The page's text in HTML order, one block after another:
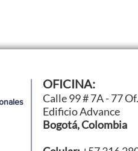
OFICINA:
Calle 99 # 7A - 77
Edificio Advance
Bogotá, Colombia